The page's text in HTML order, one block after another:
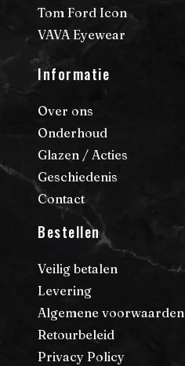
Tom Ford Icon
VAVA Eyewear
Informatie
Over ons
Onderhoud
Glazen / Acties
Geschiedenis
Contact
Bestellen
Veilig betalen
Levering
Algemene voorwaarden
Retourbeleid
Privacy Policy